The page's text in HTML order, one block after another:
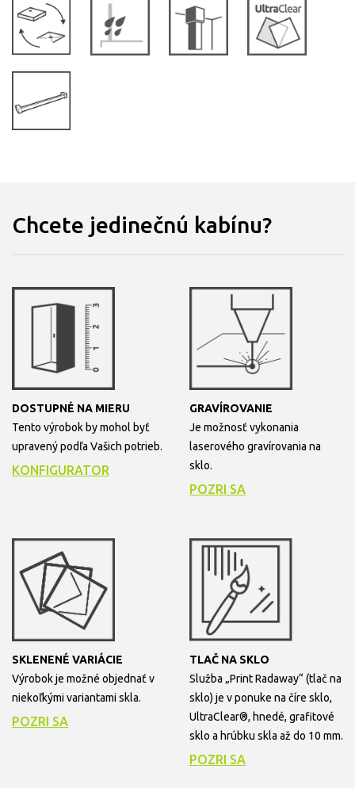
Chcete jedinečnú kabínu?
DOSTUPNÉ NA MIERU
Tento výrobok by mohol byť
upravený podľa Vašich potrieb.
KONFIGURATOR
GRAVÍROVANIE
Je možnosť vykonania
laserového gravírovania na
sklo.
POZRI SA
SKLENENÉ VARIÁCIE
Výrobok je možné objednať v
niekoľkými variantami skla.
POZRI SA
TLAČ NA SKLO
Služba „Print Radaway“ (tlač na
sklo) je v ponuke na číre sklo,
UltraClear®, hnedé, grafitové
sklo a hrúbku skla až do 10 mm.
POZRI SA